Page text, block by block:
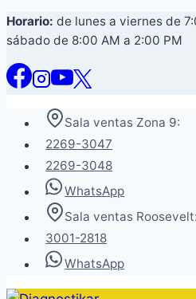
Saltar
al
contenido
Horario: de lunes a viernes de
sábado de 8:00 AM a 2:00 PM
Sala ventas Zona 9:
2269-3047
2269-3048
WhatsApp
Sala ventas Roosevelt:
3001-2818
WhatsApp